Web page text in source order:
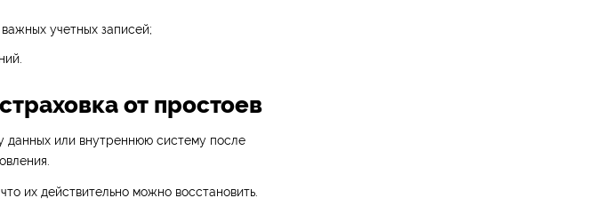
учетных записей;
от простоев
данных или внутреннюю систему после
их действительно можно восстановить.